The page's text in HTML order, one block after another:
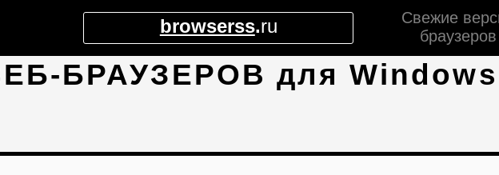
БРАУЗЕРОВ для Windows
Свежие
браузеров
browserss.ru